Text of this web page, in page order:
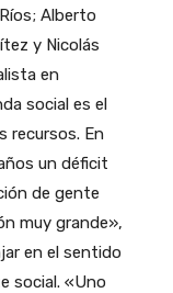
Alberto
y Nicolás
en
social es el
recursos. En
un déficit
de gente
muy grande»,
en el sentido
social. «Uno